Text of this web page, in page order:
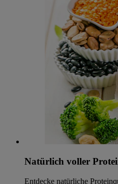
Natürlich voller
Entdecke natürliche